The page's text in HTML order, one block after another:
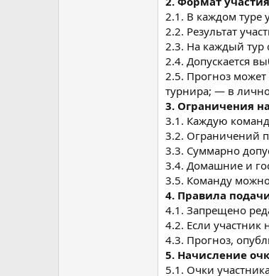
2.1. В каждом туре
2.2. Результат
2.3. На каждый тур
2.4. Допускается
2.5. Прогноз
турнира; — в
3. Ограничения
3.1. Каждую
3.2. Ограничений
3.3. Суммарно
3.4. Домашние и
3.5. Команду
4. Правила
4.1. Запрещено
4.2. Если участник
4.3. Прогноз,
5. Начисление
5.1. Очки